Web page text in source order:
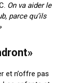
On va aider le
parce qu’ils
et n’offre pas